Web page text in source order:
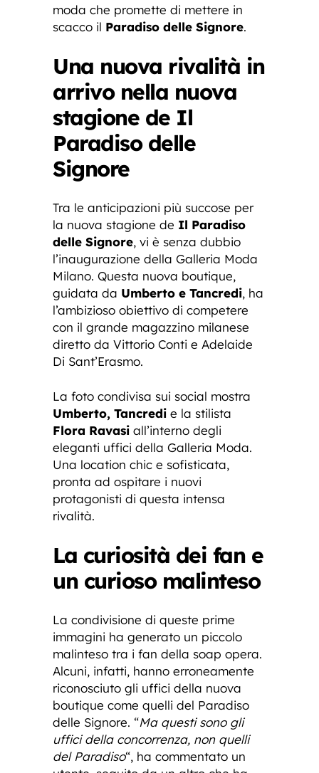
moda che promette di mettere in
scacco il Paradiso delle Signore.
Una nuova rivalità in
arrivo nella nuova
stagione de Il
Paradiso delle
Signore
Tra le anticipazioni più succose per
la nuova stagione de Il Paradiso
delle Signore, vi è senza dubbio
l’inaugurazione della Galleria Moda
Milano. Questa nuova boutique,
guidata da Umberto e Tancredi, ha
l’ambizioso obiettivo di competere
con il grande magazzino milanese
diretto da Vittorio Conti e Adelaide
Di Sant’Erasmo.
La foto condivisa sui social mostra
Umberto, Tancredi e la stilista
Flora Ravasi all’interno degli
eleganti uffici della Galleria Moda.
Una location chic e sofisticata,
pronta ad ospitare i nuovi
protagonisti di questa intensa
rivalità.
La curiosità dei fan e
un curioso malinteso
La condivisione di queste prime
immagini ha generato un piccolo
malinteso tra i fan della soap opera.
Alcuni, infatti, hanno erroneamente
riconosciuto gli uffici della nuova
boutique come quelli del Paradiso
delle Signore. “Ma questi sono gli
uffici della concorrenza, non quelli
del Paradiso“, ha commentato un